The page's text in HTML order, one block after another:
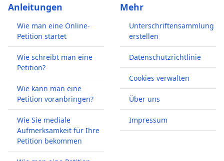
Anleitungen
Wie man eine Online-
Petition startet
Wie schreibt man eine
Petition?
Wie kann man eine
Petition voranbringen?
Wie Sie mediale
Aufmerksamkeit für Ihre
Petition bekommen
Mehr
Unterschriftensammlung
erstellen
Datenschutzrichtlinie
Cookies verwalten
Über uns
Impressum